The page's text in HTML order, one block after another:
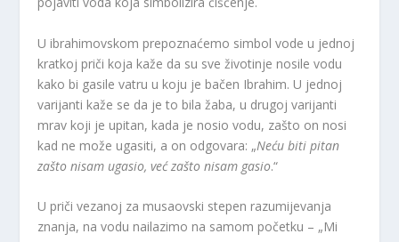
U ibrahimovskom prepoznaćemo simbol vode u jednoj
kratkoj priči koja kaže da su sve životinje nosile vodu
kako bi gasile vatru u koju je bačen Ibrahim. U jednoj
varijanti kaže se da je to bila žaba, u drugoj varijanti
mrav koji je upitan, kada je nosio vodu, zašto on nosi
kad ne može ugasiti, a on odgovara: „Neću biti pitan
zašto nisam ugasio, već zašto nisam gasio.“
U priči vezanoj za musaovski stepen razumijevanja
znanja, na vodu nailazimo na samom početku – „Mi